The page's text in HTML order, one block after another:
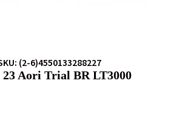
(2-6)4550133288227
23 Aori Trial BR LT3000